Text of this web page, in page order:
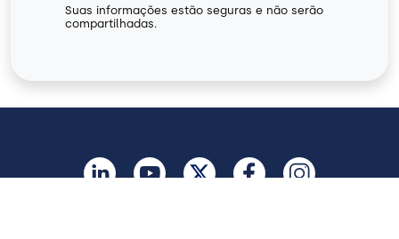
Suas informações estão seguras e não serão
compartilhadas.